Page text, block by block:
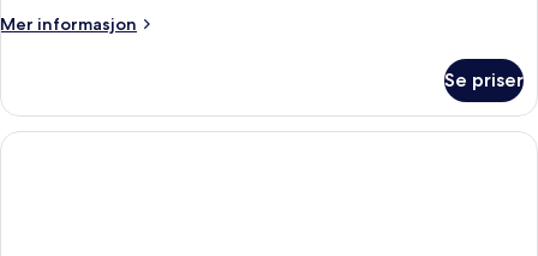
Mer informasjon
Mer
eller
tomannsrom
–
Se priser